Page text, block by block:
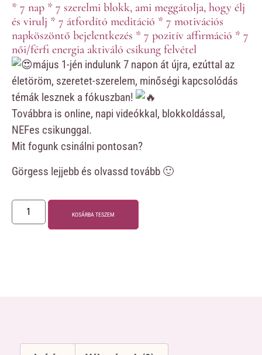
* 7 nap * 7 szerelmi blokk, ami meggátolja, hogy élj
és virulj * 7 átfordító meditáció * 7 motivációs
napköszöntő bejelentkezés * 7 pozitív affirmáció * 7
női/férfi energia aktiváló csikung felvétel
május 1-jén indulunk 7 napon át újra, ezúttal az
életöröm, szeretet-szerelem, minőségi kapcsolódás
témák lesznek a fókuszban!
Továbbra is online, napi videókkal, blokkoldással,
NEFes csikunggal.
Mit fogunk csinálni pontosan?
Görgess lejjebb és olvassd tovább 🙂
KOSÁRBA TESZEM